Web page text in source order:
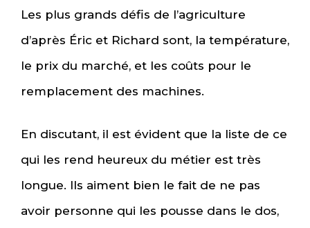
Les plus grands défis de l’agriculture
d’après Éric et Richard sont, la température,
le prix du marché, et les coûts pour le
remplacement des machines.
En discutant, il est évident que la liste de ce
qui les rend heureux du métier est très
longue. Ils aiment bien le fait de ne pas
avoir personne qui les pousse dans le dos,